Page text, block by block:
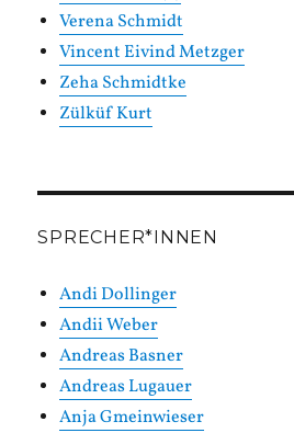
Verena Schmidt
Vincent Eivind Metzger
Zeha Schmidtke
Zülküf Kurt
SPRECHER*INNEN
Andi Dollinger
Andii Weber
Andreas Basner
Andreas Lugauer
Anja Gmeinwieser